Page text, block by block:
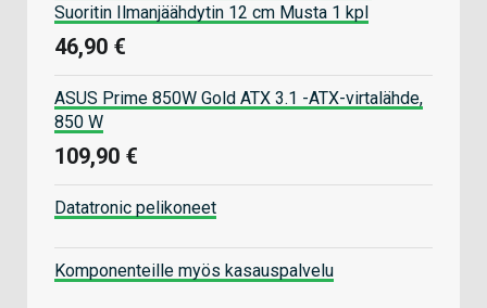
Suoritin Ilmanjäähdytin 12 cm Musta 1 kpl
46,90 €
ASUS Prime 850W Gold ATX 3.1 -ATX-virtalähde,
850 W
109,90 €
Datatronic pelikoneet
Komponenteille myös kasauspalvelu